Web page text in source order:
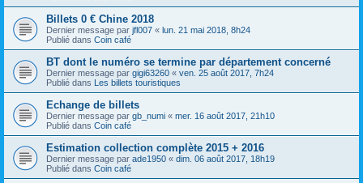
Billets 0 € Chine 2018
Dernier message par jfl007 « lun. 21 mai 2018, 8h24
Publié dans Coin café
BT dont le numéro se termine par département concerné
Dernier message par gigi63260 « ven. 25 août 2017, 7h24
Publié dans Les billets touristiques
Echange de billets
Dernier message par gb_numi « mer. 16 août 2017, 21h10
Publié dans Coin café
Estimation collection complète 2015 + 2016
Dernier message par ade1950 « dim. 06 août 2017, 18h19
Publié dans Coin café